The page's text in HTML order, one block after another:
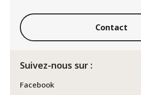
Contact
Suivez-nous sur :
Facebook